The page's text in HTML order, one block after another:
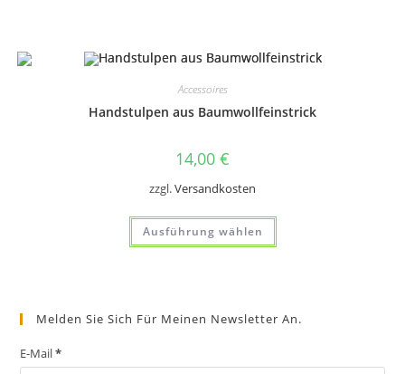
Accessoires
Handstulpen aus Baumwollfeinstrick
14,00 €
zzgl.Versandkosten
Ausführung wählen
Dieses
weist
können
Melden Sie Sich Für Meinen Newsletter An.
E-Mail*